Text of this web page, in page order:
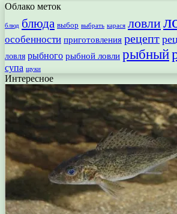
Облако меток
блюд блюда выбор выбрать карася ловли
особенности приготовления рецепт
ловля рыбного рыбной ловли рыбный
супа щуки
Интересное